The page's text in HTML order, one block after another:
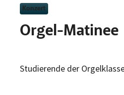
Konzert
Orgel-Matinee
Studierende der